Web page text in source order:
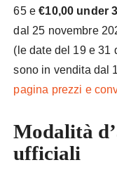
65 e€10,00 under
dal 25 novembre
(le date del 19 e 31
sono in vendita dal
pagina prezzi e
Modalità
ufficiali